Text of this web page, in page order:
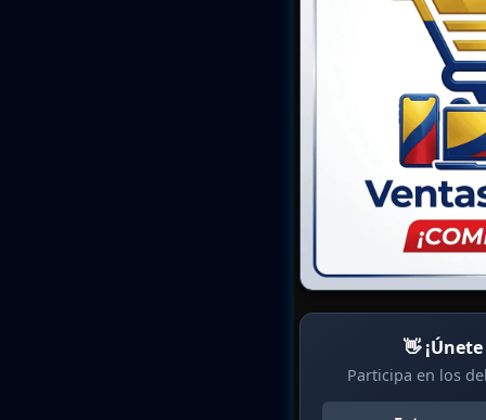
👋
Participa en los